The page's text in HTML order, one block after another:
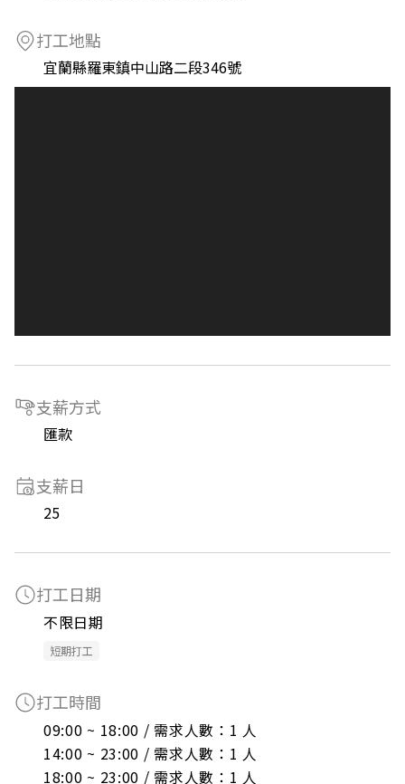
打工地點
宜蘭縣羅東鎮中山路二段346號
支薪方式
匯款
支薪日
25
打工日期
不限日期
短期打工
打工時間
09:00 ~ 18:00 / 需求人數：1 人
14:00 ~ 23:00 / 需求人數：1 人
18:00 ~ 23:00 / 需求人數：1 人